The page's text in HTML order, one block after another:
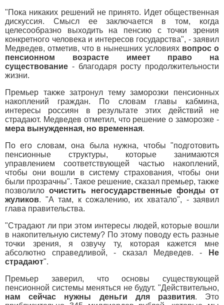
"Пока никаких решений не принято. Идет общественная
дискуссия. Смысл ее заключается в том, когда
целесообразно выходить на пенсию с точки зрения
конкретного человека и интересов государства", - заявил
Медведев, отметив, что в нынешних условиях вопрос о
пенсионном возрасте имеет право на
существование - благодаря росту продолжительности
жизни.
Премьер также затронул тему заморозки пенсионных
накоплений граждан. По словам главы кабмина,
интересы россиян в результате этих действий не
страдают. Медведев отметил, что решение о заморозке -
мера вынужденная, но временная.
По его словам, она была нужна, чтобы "подготовить
пенсионные структуры, которые занимаются
управлением соответствующей частью накоплений,
чтобы они вошли в систему страхования, чтобы они
были прозрачны". Такое решение, сказал премьер, также
позволилоочистить негосударственные фонды от
жуликов. "А там, к сожалению, их хватало", - заявил
глава правительства.
"Страдают ли при этом интересы людей, которые вошли
в накопительную систему? По этому поводу есть разные
точки зрения, я озвучу ту, которая кажется мне
абсолютно справедливой, - сказал Медведев. -
Не
страдают".
Премьер заверил, что основы существующей
пенсионной системы меняться не будут. "Действительно,
нам сейчас нужны деньги для развития. Это